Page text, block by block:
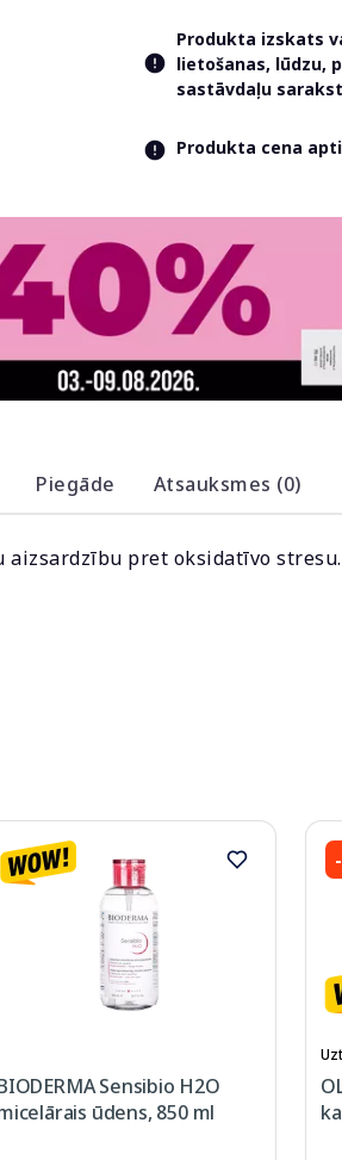
Produkta izskats
lietošanas, lūdzu,
sastāvdaļu
Produkta cena
Piegāde Atsauksmes (0)
pret oksidatīvo stresu.
Sensibio H2O
ūdens, 850 ml